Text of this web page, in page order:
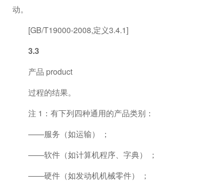
动。
[GB/T19000-2008,定义3.4.1]
3.3
产品 product
过程的结果。
注 1：有下列四种通用的产品类别：
——服务（如运输） ；
——软件（如计算机程序、字典） ；
——硬件（如发动机机械零件） ；